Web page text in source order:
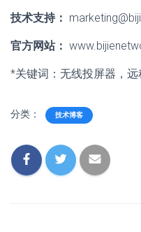
技术支持：
官方网站：
*关键词：无线投屏器，
分类： 技术博客